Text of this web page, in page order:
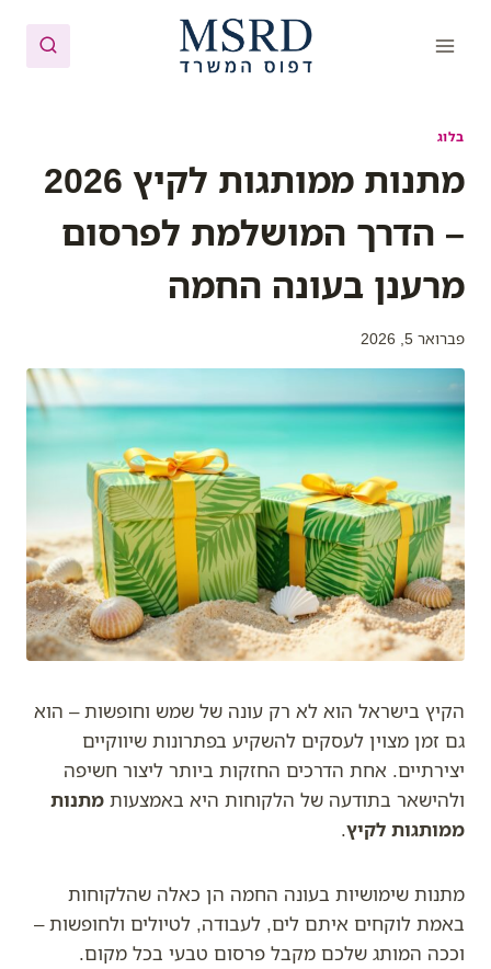
בלוג
מתנות ממותגות לקיץ 2026
– הדרך המושלמת לפרסום
מרענן בעונה החמה
פברואר 5, 2026
הקיץ בישראל הוא לא רק עונה של שמש וחופשות – הוא
גם זמן מצוין לעסקים להשקיע בפתרונות שיווקיים
יצירתיים. אחת הדרכים החזקות ביותר ליצור חשיפה
ולהישאר בתודעה של הלקוחות היא באמצעות מתנות
ממותגות לקיץ.
מתנות שימושיות בעונה החמה הן כאלה שהלקוחות
באמת לוקחים איתם לים, לעבודה, לטיולים ולחופשות –
וככה המותג שלכם מקבל פרסום טבעי בכל מקום.